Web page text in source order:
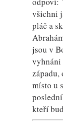
všichni
pláč a
jsou v
vyhnáni
západu,
místo u
kteří